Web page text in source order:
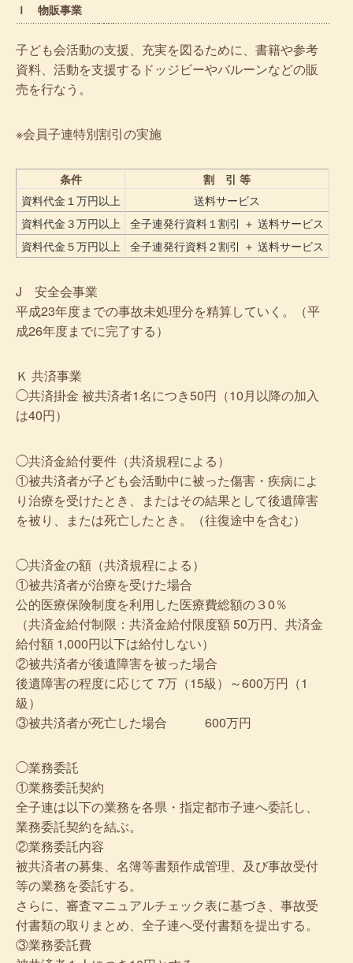
Ｉ 物販事業
子ども会活動の支援、充実を図るために、書籍や参考
資料、活動を支援するドッジビーやバルーンなどの販
売を行なう。
※会員子連特別割引の実施
条件
割 引 等
資料代金１万円以上
送料サービス
資料代金３万円以上
全子連発行資料１割引 ＋ 送料サービス
資料代金５万円以上
全子連発行資料２割引 ＋ 送料サービス
J 安全会事業
平成23年度までの事故未処理分を精算していく。（平
成26年度までに完了する）
Ｋ 共済事業
◯共済掛金 被共済者1名につき50円（10月以降の加入
は40円）
◯共済金給付要件（共済規程による）
①被共済者が子ども会活動中に被った傷害・疾病によ
り治療を受けたとき、またはその結果として後遺障害
を被り、または死亡したとき。（往復途中を含む）
◯共済金の額（共済規程による）
①被共済者が治療を受けた場合
公的医療保険制度を利用した医療費総額の３0％
（共済金給付制限：共済金給付限度額 50万円、共済金
給付額 1,000円以下は給付しない）
②被共済者が後遺障害を被った場合
後遺障害の程度に応じて 7万（15級）～600万円（1
級）
③被共済者が死亡した場合 600万円
◯業務委託
①業務委託契約
全子連は以下の業務を各県・指定都市子連へ委託し、
業務委託契約を結ぶ。
②業務委託内容
被共済者の募集、名簿等書類作成管理、及び事故受付
等の業務を委託する。
さらに、審査マニュアルチェック表に基づき、事故受
付書類の取りまとめ、全子連へ受付書類を提出する。
③業務委託費